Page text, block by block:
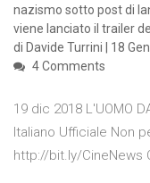
nazismo sotto post di
viene lanciato il trailer
di Davide Turrini | 18
4 Comments
19 dic 2018 L'UOMO
Italiano Ufficiale Non
http://bit.ly/CineNews